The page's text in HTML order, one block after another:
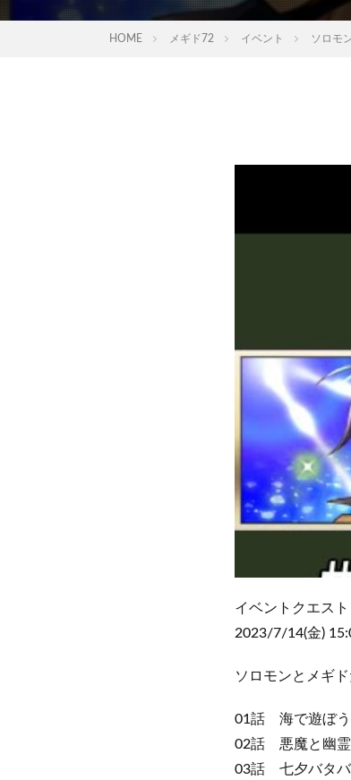
HOME メギド72 イベント ソロモ
イベントクエス
2023/7/14(金)
ソロモンとメギ
01話 海で遊ぼ
02話 悪魔と幽
03話 七夕バタ